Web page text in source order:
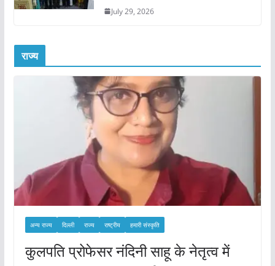
July 29, 2026
राज्य
अन्य राज्य दिल्ली राज्य राष्ट्रीय हमारी संस्कृति
कुलपति प्रोफेसर नंदिनी साहू के नेतृत्व में